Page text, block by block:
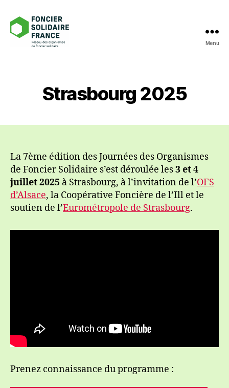
Menu
Strasbourg 2025
La 7ème édition des Journées des Organismes
de Foncier Solidaire s’est déroulée les3 et 4
juillet 2025 à Strasbourg, à l’invitation de l’OFS
d’Alsace, la Coopérative Foncière de l’Ill et le
soutien de l’Eurométropole de Strasbourg.
Prenez connaissance du programme :